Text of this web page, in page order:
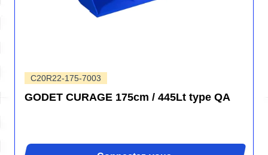
C20R22-175-7003
GODET CURAGE 175cm / 445Lt type QA